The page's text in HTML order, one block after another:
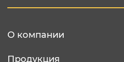
О компании
Продукция